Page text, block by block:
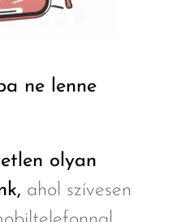
ne lenne
olyan
ahol szívesen